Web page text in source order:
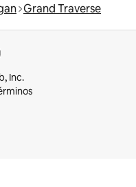
Grand Traverse
Inc.